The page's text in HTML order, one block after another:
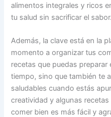
alimentos integrales y ricos
tu salud sin sacrificar el sabor.
Además, la clave está en la
momento a organizar tus
recetas que puedas
tiempo, sino que también te
saludables cuando estás
creatividad y algunas
comer bien es más fácil y